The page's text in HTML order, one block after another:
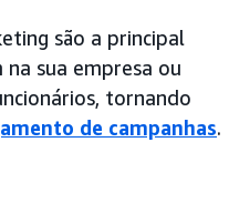
são a principal
sua empresa ou
tornando
de campanhas.